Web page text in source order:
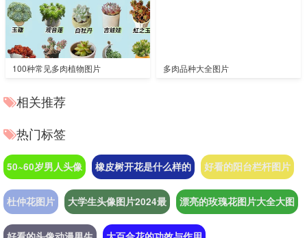
100种常见多肉植物图片 多肉品种大全图片
相关推荐
热门标签
50~60岁男人头像 橡皮树开花是什么样的 好看的阳台栏杆图片
杜仲花图片 大学生头像图片2024最 漂亮的玫瑰花图片大全大图